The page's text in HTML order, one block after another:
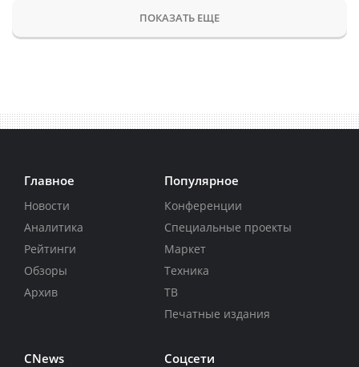
ПОКАЗАТЬ ЕЩЕ
Главное
Новости
Аналитика
Рейтинги
Обзоры
Архив
Популярное
Конференции
Специальные проекты
Маркет
Техника
ТВ
Печатные издания
CNews Соцсети